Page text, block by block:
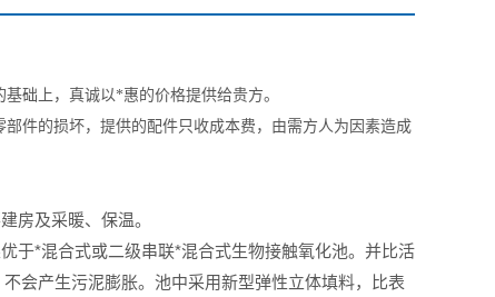
础上，真诚以*惠的价格提供给贵方。
件的损坏，提供的配件只收成本费，由需方人为因素造成
房及采暖、保温。
于*混合式或二级串联*混合式生物接触氧化池。并比活
会产生污泥膨胀。池中采用新型弹性立体填料，比表